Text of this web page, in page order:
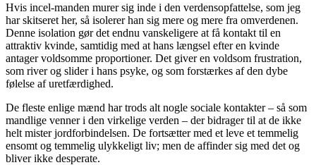
Hvis incel-manden murer sig inde i den verdensopfattelse, som jeg
har skitseret her, så isolerer han sig mere og mere fra omverdenen.
Denne isolation gør det endnu vanskeligere at få kontakt til en
attraktiv kvinde, samtidig med at hans længsel efter en kvinde
antager voldsomme proportioner. Det giver en voldsom frustration,
som river og slider i hans psyke, og som forstærkes af den dybe
følelse af uretfærdighed.
De fleste enlige mænd har trods alt nogle sociale kontakter – så som
mandlige venner i den virkelige verden – der bidrager til at de ikke
helt mister jordforbindelsen. De fortsætter med et leve et temmelig
ensomt og temmelig ulykkeligt liv; men de affinder sig med det og
bliver ikke desperate.